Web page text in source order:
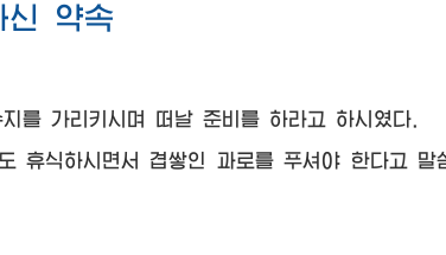
신 약속
를 가리키시며 떠날 준비를 하라고 하시였다.
휴식하시면서 겹쌓인 과로를 푸셔야 한다고 말